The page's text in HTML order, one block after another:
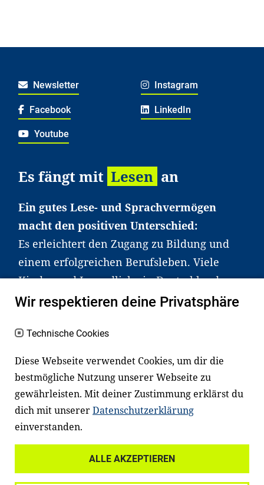
Newsletter Instagram
Facebook LinkedIn
Youtube
Es fängt mit Lesen an
Ein gutes Lese- und Sprachvermögen
macht den positiven Unterschied:
Es erleichtert den Zugang zu Bildung und
einem erfolgreichen Berufsleben. Viele
Kinder und Jugendliche in Deutschland
haben aber große Schwierigkeiten dabei.
an Familien sowie an Erzieher*innen,
Fachexpert*innen. Dafür arbeiten wir eng
mit Ministerien, wissenschaftlichen
Einrichtungen, Verbänden, Unternehmen
und anderen Stiftungen zusammen.
Wir respektieren deine Privatsphäre
Technische Cookies
Diese Webseite verwendet Cookies, um dir die
bestmögliche Nutzung unserer Webseite zu
gewährleisten. Mit deiner Zustimmung erklärst du
dich mit unsererDatenschutzerklärung
einverstanden.
ALLE AKZEPTIEREN